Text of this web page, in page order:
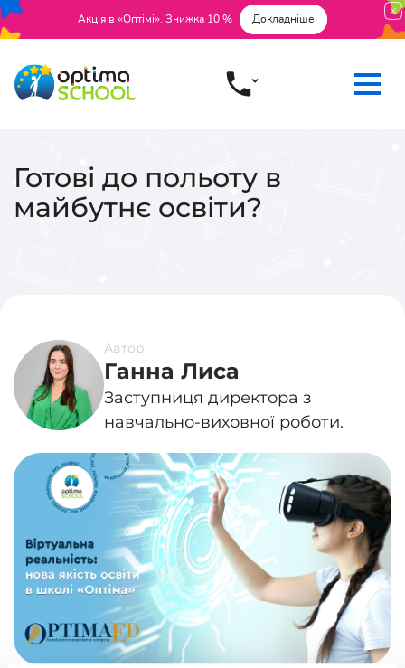
Акція в «Оптімі». Знижка 10 % Докладніше
Готові до польоту в
майбутнє освіти?
Автор:
Ганна Лиса
Заступниця директора з
навчально-виховної роботи.